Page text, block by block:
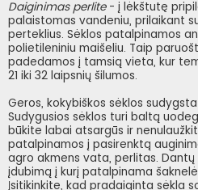
Daiginimas perlite- į lėkštutę
palaistomas vandeniu, prilaikant
perteklius. Sėklos patalpinamos
polietileniniu maišeliu. Taip
padedamos į tamsią vieta, kur
21 iki 32 laipsnių šilumos.
Geros, kokybiškos sėklos
Sudygusios sėklos turi baltą
būkite labai atsargūs ir
patalpinamos į pasirenktą
agro akmens vata, perlitas.
įdubimą į kurį patalpinama
Įsitikinkite, kad pradaiginta sėkla